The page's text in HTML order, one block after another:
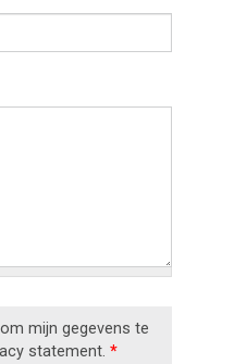
mijn gegevens te
statement. *